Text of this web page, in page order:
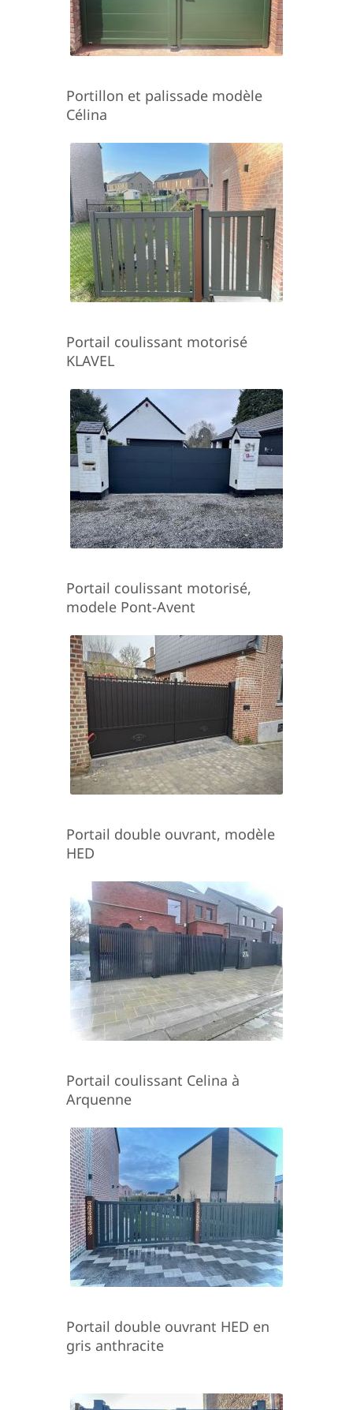
Portillon et palissade modèle
Célina
Portail coulissant motorisé
KLAVEL
Portail coulissant motorisé,
modele Pont-Avent
Portail double ouvrant, modèle
HED
Portail coulissant Celina à
Arquenne
Portail double ouvrant HED en
gris anthracite